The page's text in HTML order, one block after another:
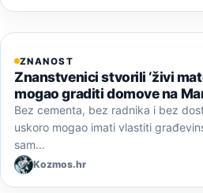
ZNANOST
Znanstvenici stvorili ‘živi
mogao graditi domove na
Bez cementa, bez radnika i bez
uskoro mogao imati vlastiti
sam…
Kozmos.hr